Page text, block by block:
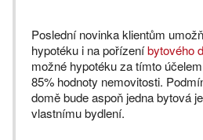
Poslední novinka klientům
hypotéku i na pořízeníbytového
možné hypotéku za tímto
85% hodnoty nemovitosti.
domě bude aspoň jedna bytová
vlastnímu bydlení.